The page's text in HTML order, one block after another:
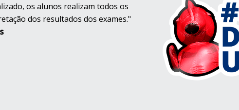
os alunos realizam todos os
dos resultados dos exames."